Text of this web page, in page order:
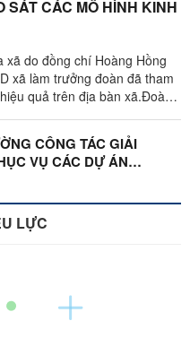
CÁC MÔ HÌNH KINH
xã do đồng chí Hoàng Hồng
xã làm trưởng đoàn đã tham
quả trên địa bàn xã.Đoàn
CÔNG TÁC GIẢI
VỤ CÁC DỰ ÁN
LỰC